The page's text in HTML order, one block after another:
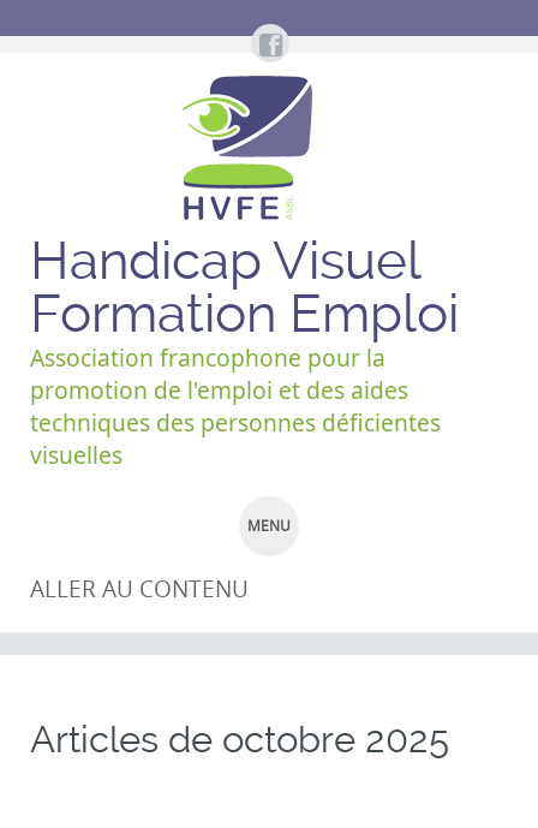
Handicap Visuel
Formation Emploi
Association francophone pour la
promotion de l'emploi et des aides
techniques des personnes déficientes
visuelles
MENU
ALLER AU CONTENU
Articles de octobre 2025